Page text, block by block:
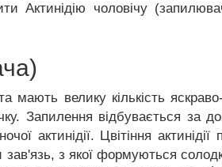
Актинідію чоловічу
мають велику кількість
Запилення відбувається за
актинідії. Цвітіння
зав'язь, з якої формуються